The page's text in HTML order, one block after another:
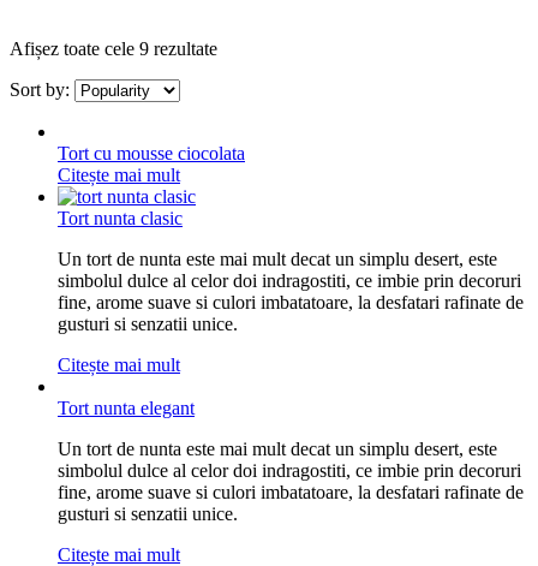
Afișez toate cele 9 rezultate
Sort by:
Tort cu mousse ciocolata
Citește mai mult
Tort nunta clasic
Un tort de nunta este mai mult decat un simplu desert, este
simbolul dulce al celor doi indragostiti, ce imbie prin decoruri
fine, arome suave si culori imbatatoare, la desfatari rafinate de
gusturi si senzatii unice.
Citește mai mult
Tort nunta elegant
Un tort de nunta este mai mult decat un simplu desert, este
simbolul dulce al celor doi indragostiti, ce imbie prin decoruri
fine, arome suave si culori imbatatoare, la desfatari rafinate de
gusturi si senzatii unice.
Citește mai mult